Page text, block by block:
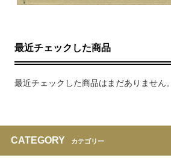
最近チェックした商品
最近チェックした商品はまだありません。
CATEGORY カテゴリー